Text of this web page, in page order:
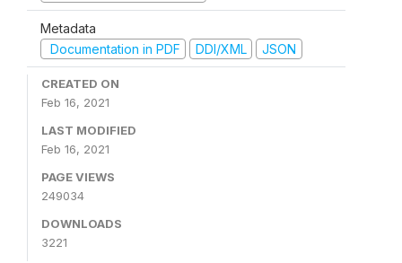
Metadata
Documentation in PDF
DDI/XML JSON
CREATED ON
Feb 16, 2021
LAST MODIFIED
Feb 16, 2021
PAGE VIEWS
249034
DOWNLOADS
3221